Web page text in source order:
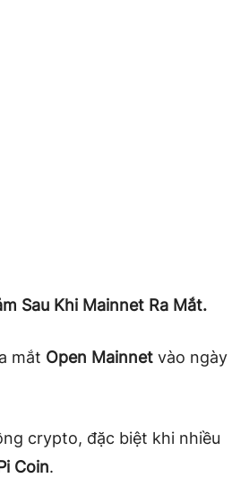
Sau Khi Mainnet Ra Mắt.
mắt Open Mainnet vào ngày
crypto, đặc biệt khi nhiều
Coin.